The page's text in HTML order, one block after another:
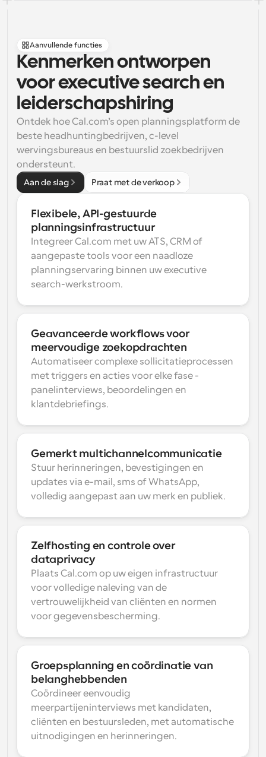
Aanvullende functies
Kenmerken ontworpen
voor executive search en
leiderschapshiring
Ontdek hoe Cal.com’s open planningsplatform de
beste headhuntingbedrijven, c-level
wervingsbureaus en bestuurslid zoekbedrijven
ondersteunt.
Aan de slag Praat met de verkoop
Flexibele, API-gestuurde
planningsinfrastructuur
Integreer Cal.com met uw ATS, CRM of
aangepaste tools voor een naadloze
planningservaring binnen uw executive
search-werkstroom.
Geavanceerde workflows voor
meervoudige zoekopdrachten
Automatiseer complexe sollicitatieprocessen
met triggers en acties voor elke fase -
panelinterviews, beoordelingen en
klantdebriefings.
Gemerkt multichannelcommunicatie
Stuur herinneringen, bevestigingen en
updates via e-mail, sms of WhatsApp,
volledig aangepast aan uw merk en publiek.
Zelfhosting en controle over
dataprivacy
Plaats Cal.com op uw eigen infrastructuur
voor volledige naleving van de
vertrouwelijkheid van cliënten en normen
voor gegevensbescherming.
Groepsplanning en coördinatie van
belanghebbenden
Coördineer eenvoudig
meerpartijeninterviews met kandidaten,
cliënten en bestuursleden, met automatische
uitnodigingen en herinneringen.